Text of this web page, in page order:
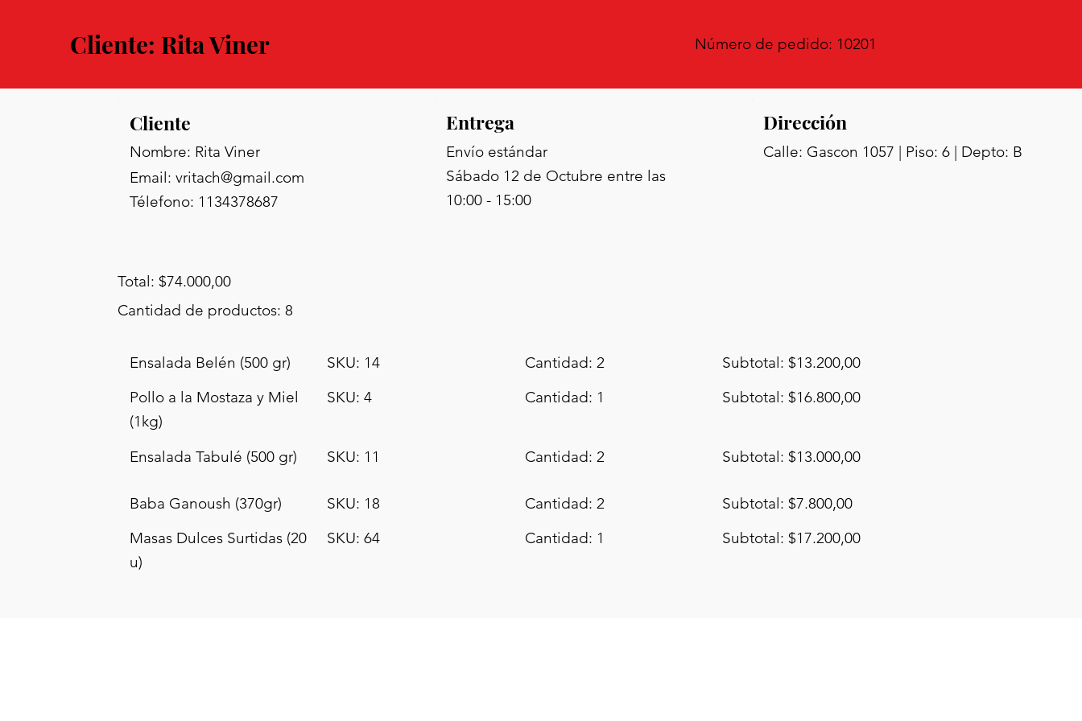
Cliente: Rita Viner Número de pedido: 10201
Cliente
Nombre: Rita Viner
Email:vritach@gmail.com
Télefono: 1134378687
Entrega
Envío estándar
Sábado 12 de Octubre entre las
10:00 - 15:00
Dirección
Calle: Gascon 1057 | Piso: 6 | Depto: B
Total: $74.000,00
Cantidad de productos: 8
Ensalada Belén (500 gr) SKU: 14 Cantidad: 2
Subtotal: $13.200,00
Pollo a la Mostaza y Miel
(1kg)
SKU: 4 Cantidad: 1 Subtotal: $16.800,00
Ensalada Tabulé (500 gr) SKU: 11 Cantidad: 2 Subtotal: $13.000,00
Baba Ganoush (370gr) SKU: 18 Cantidad: 2
Subtotal: $7.800,00
Masas Dulces Surtidas (20
u)
SKU: 64 Cantidad: 1 Subtotal: $17.200,00